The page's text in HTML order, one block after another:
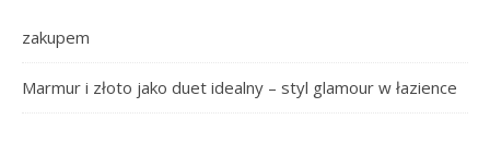
zakupem
Marmur i złoto jako duet idealny – styl glamour w łazience